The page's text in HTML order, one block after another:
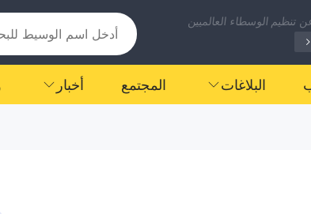
تنظيم الوسطاء العالميين
البلاغات المجتمع أخبار